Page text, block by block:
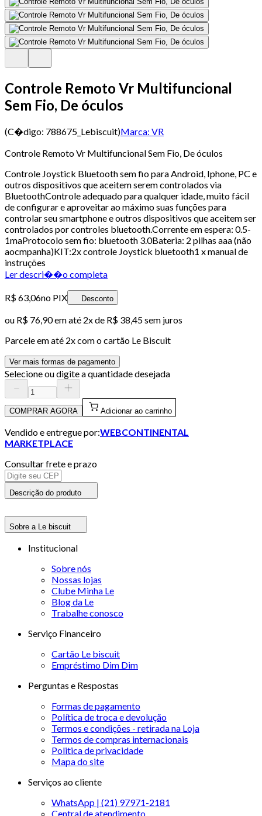
Controle Remoto Vr Multifuncional
Sem Fio, De óculos
(C�digo: 788675_Lebiscuit)Marca: VR
Controle Remoto Vr Multifuncional Sem Fio, De óculos
Controle Joystick Bluetooth sem fio para Android, Iphone, PC e
outros dispositivos que aceitem serem controlados via
BluetoothControle adequado para qualquer idade, muito fácil
de configurar e aproveitar ao máximo suas funções para
controlar seu smartphone e outros dispositivos que aceitem ser
controlados por controles bluetooth.Corrente em espera: 0.5-
1maProtocolo sem fio: bluetooth 3.0Bateria: 2 pilhas aaa (não
aocmpanha)KIT:2x controle Joystick bluetooth1 x manual de
instruções
Ler descri��o completa
R$ 63,06no PIX Desconto
ou R$ 76,90em até 2x de R$ 38,45 sem juros
Parcele em até 2x com o cartão Le Biscuit
Ver mais formas de pagamento
Selecione ou digite a quantidade desejada
COMPRAR AGORA Adicionar ao carrinho
Vendido e entregue por:WEBCONTINENTAL
MARKETPLACE
Consultar frete e prazo
Descrição do produto
Sobre a Le biscuit
Institucional
Sobre nós
Nossas lojas
Clube Minha Le
Blog da Le
Trabalhe conosco
Serviço Financeiro
Cartão Le biscuit
Empréstimo Dim Dim
Perguntas e Respostas
Formas de pagamento
Política de troca e devolução
Termos e condições - retirada na Loja
Termos de compras internacionais
Politica de privacidade
Mapa do site
Serviços ao cliente
WhatsApp | (21) 97971-2181
Central de atendimento